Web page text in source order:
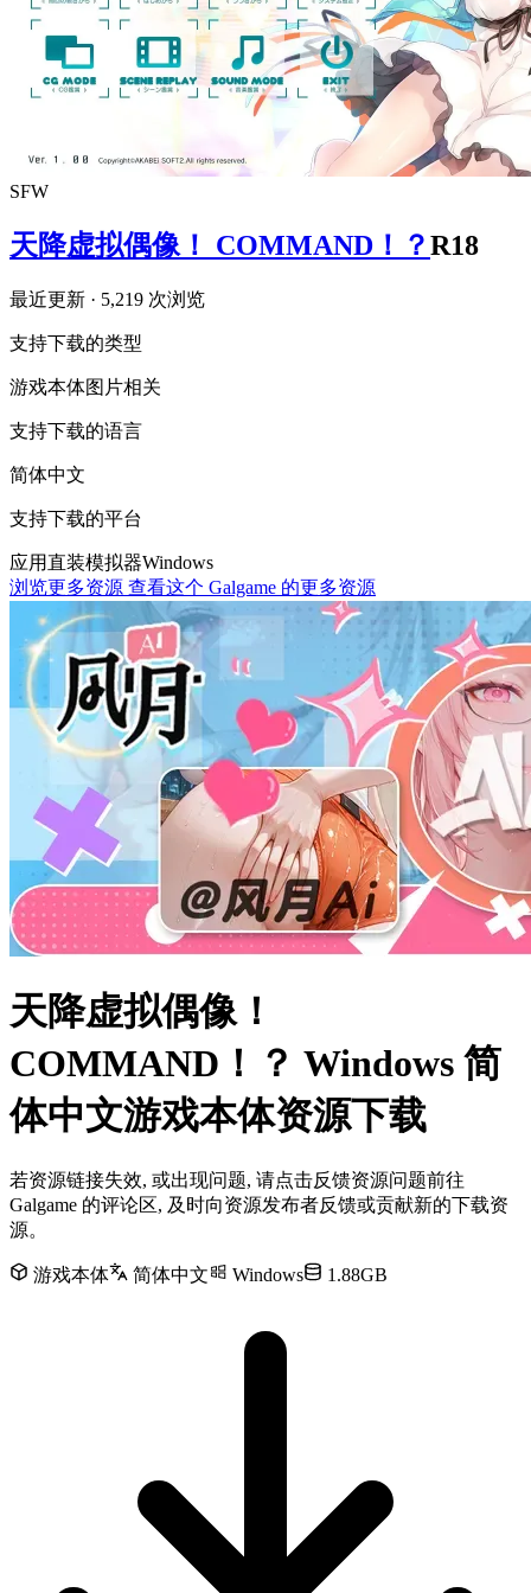
SFW
天降虚拟偶像！ COMMAND！？R18
最近更新 · 5,219 次浏览
支持下载的类型
游戏本体图片相关
支持下载的语言
简体中文
支持下载的平台
应用直装模拟器Windows
浏览更多资源 查看这个 Galgame 的更多资源
天降虚拟偶像！
COMMAND！？ Windows 简
体中文游戏本体资源下载
若资源链接失效, 或出现问题, 请点击反馈资源问题前往
Galgame 的评论区, 及时向资源发布者反馈或贡献新的下载资
源。
游戏本体 简体中文 Windows 1.88GB